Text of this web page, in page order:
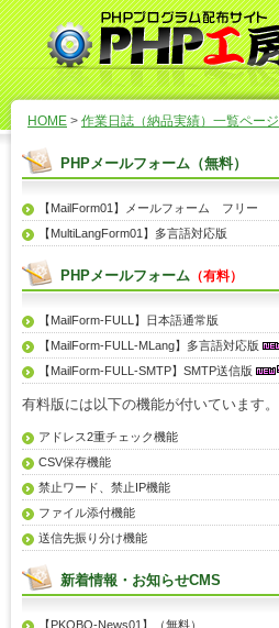
HOME > 作業日誌（納品実績）一覧ページ
PHPメールフォーム（無料）
【MailForm01】メールフォーム フリー
【MultiLangForm01】多言語対応版
PHPメールフォーム （有料）
【MailForm-FULL】日本語通常版
【MailForm-FULL-MLang】多言語対応版
【MailForm-FULL-SMTP】SMTP送信版
有料版には以下の機能が付いています。
アドレス2重チェック機能
CSV保存機能
禁止ワード、禁止IP機能
ファイル添付機能
送信先振り分け機能
新着情報・お知らせCMS
【PKOBO-News01】（無料）